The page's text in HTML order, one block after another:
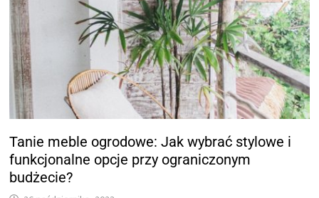
Tanie meble ogrodowe: Jak wybrać stylowe i
funkcjonalne opcje przy ograniczonym
budżecie?